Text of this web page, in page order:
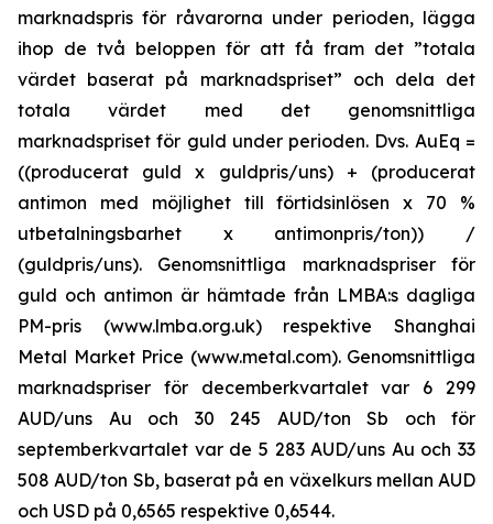
marknadspris för råvarorna under perioden, lägga
ihop de två beloppen för att få fram det ”totala
värdet baserat på marknadspriset” och dela det
totala värdet med det genomsnittliga
marknadspriset för guld under perioden. Dvs. AuEq =
((producerat guld x guldpris/uns) + (producerat
antimon med möjlighet till förtidsinlösen x 70 %
utbetalningsbarhet x antimonpris/ton)) /
(guldpris/uns). Genomsnittliga marknadspriser för
guld och antimon är hämtade från LMBA:s dagliga
PM-pris (www.lmba.org.uk) respektive Shanghai
Metal Market Price (www.metal.com). Genomsnittliga
marknadspriser för decemberkvartalet var 6 299
AUD/uns Au och 30 245 AUD/ton Sb och för
septemberkvartalet var de 5 283 AUD/uns Au och 33
508 AUD/ton Sb, baserat på en växelkurs mellan AUD
och USD på 0,6565 respektive 0,6544.